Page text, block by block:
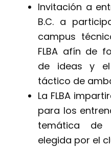
Invitación a
B.C. a
campus
FLBA afín de
de ideas y el
táctico de
La FLBA
para los
temática de
elegida por el